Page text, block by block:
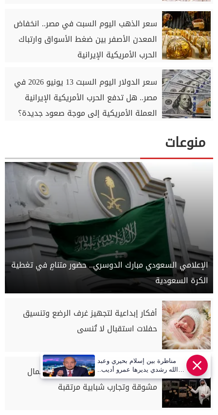
سعر الذهب اليوم السبت في مصر.. انخفاض
المعدن الأصفر بين ضغط الأسواق وارتباك
الحرب الأمريكية الإيرانية
سعر الدولار اليوم السبت 13 يونيو 2026 في
مصر.. هل تدفع الحرب الأمريكية الإيرانية
العملة الأمريكية إلى موجة صعود جديدة؟
منوعات
الإعلامي السعودي مبارك الدوسري.. حضور متنامٍ في تغطية
الكرة السعودية
أفكار إبداعية لتجهيز غرف الرضع وتنسيق
حفلات استقبال لا تُنسى
خريطة الدراما الخليجية المتجددة: أعمال
مشوقة وتجارب شبابية مرتقبة
مناظرة بين إسلام بحيري وعبد
الله رشدي يديرها عمرو أديب..
قريبا | أهل مصر